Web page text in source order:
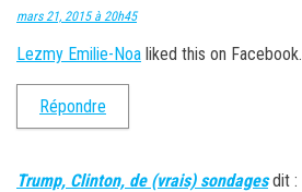
mars 21, 2015 à 20h45
Lezmy Emilie-Noa liked this on Facebook.
Répondre
Trump, Clinton, de (vrais) sondages dit :